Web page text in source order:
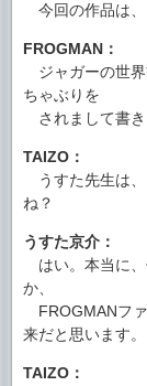
今回の作品は、
FROGMAN：
ジャガーの世界
ちゃぶりを
されまして書き
TAIZO：
うすた先生は、
ね？
うすた京介：
はい。本当に、
か、
FROGMANフ
来だと思います。
TAIZO：